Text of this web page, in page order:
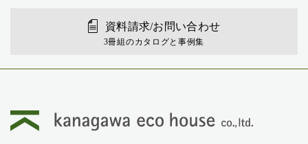
資料請求/お問い合わせ
3冊組のカタログと事例集